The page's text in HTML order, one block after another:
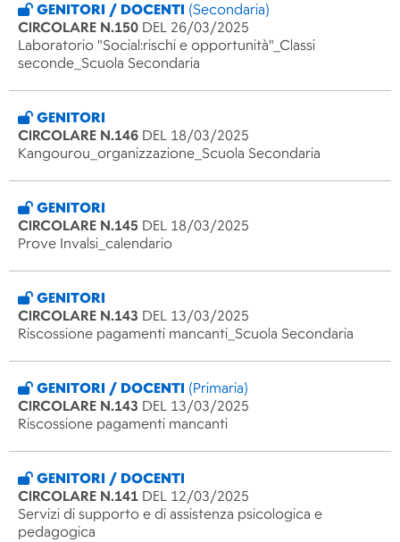
GENITORI / DOCENTI (Secondaria)
CIRCOLARE N.150 DEL 26/03/2025
Laboratorio "Social:rischi e opportunità"_Classi
seconde_Scuola Secondaria
GENITORI
CIRCOLARE N.146 DEL 18/03/2025
Kangourou_organizzazione_Scuola Secondaria
GENITORI
CIRCOLARE N.145 DEL 18/03/2025
Prove Invalsi_calendario
GENITORI
CIRCOLARE N.143 DEL 13/03/2025
Riscossione pagamenti mancanti_Scuola Secondaria
GENITORI / DOCENTI (Primaria)
CIRCOLARE N.143 DEL 13/03/2025
Riscossione pagamenti mancanti
GENITORI / DOCENTI
CIRCOLARE N.141 DEL 12/03/2025
Servizi di supporto e di assistenza psicologica e
pedagogica